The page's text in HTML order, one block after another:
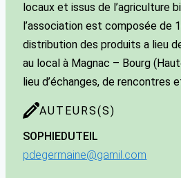
locaux et issus de l’agriculture
l’association est composée de
distribution des produits a lieu
au local à Magnac – Bourg
lieu d’échanges, de rencontres
AUTEURS(S)
SOPHIEDUTEIL
pdegermaine@gamil.com